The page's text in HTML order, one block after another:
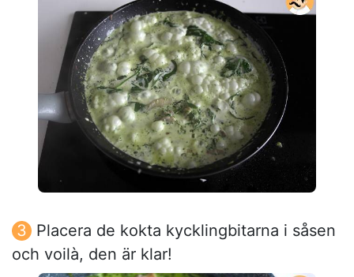
Placera de kokta kycklingbitarna i såsen
och voilà, den är klar!